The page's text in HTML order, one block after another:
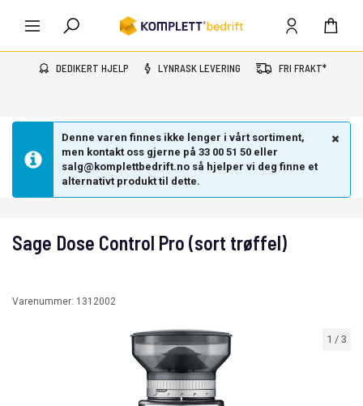
DEDIKERT HJELP LYNRASK LEVERING FRI FRAKT*
Denne varen finnes ikke lenger i vårt sortiment,
men kontakt oss gjerne på 33 00 51 50 eller
salg@komplettbedrift.no så hjelper vi deg finne et
alternativt produkt til dette.
1 / 3
Sage Dose Control Pro (sort trøffel)
Varenummer: 1312002